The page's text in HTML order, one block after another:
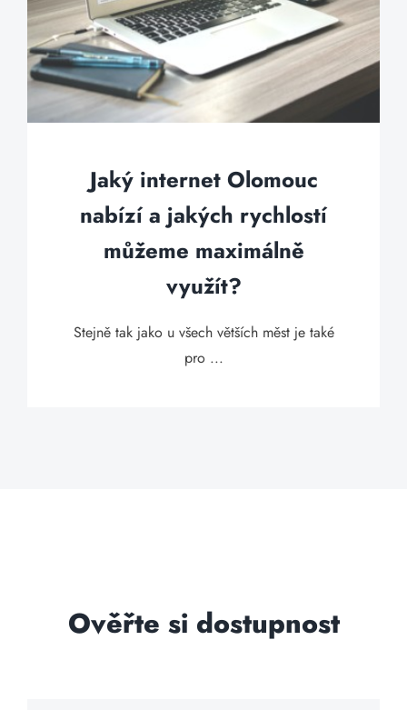
Jaký internet Olomouc
nabízí a jakých rychlostí
můžeme maximálně
využít?
Stejně tak jako u všech větších měst je také
pro ...
Ověřte si dostupnost